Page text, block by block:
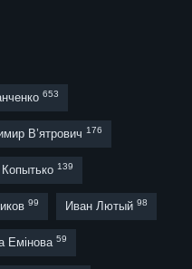
653
В’ятрович 176
139
99 Иван Лютый 98
Емінова 59